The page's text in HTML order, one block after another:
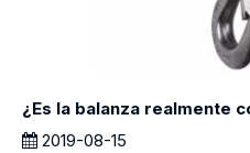
¿Es la balanza realmente
2019-08-15